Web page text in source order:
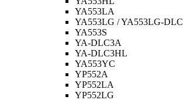
YA553LA
YA553LG / YA553LG-DLC
YA553S
YA-DLC3A
YA-DLC3HL
YA553YC
YP552A
YP552LA
YP552LG